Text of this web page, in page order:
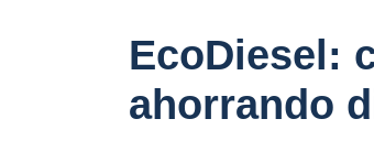
EcoDiesel:
ahorrando